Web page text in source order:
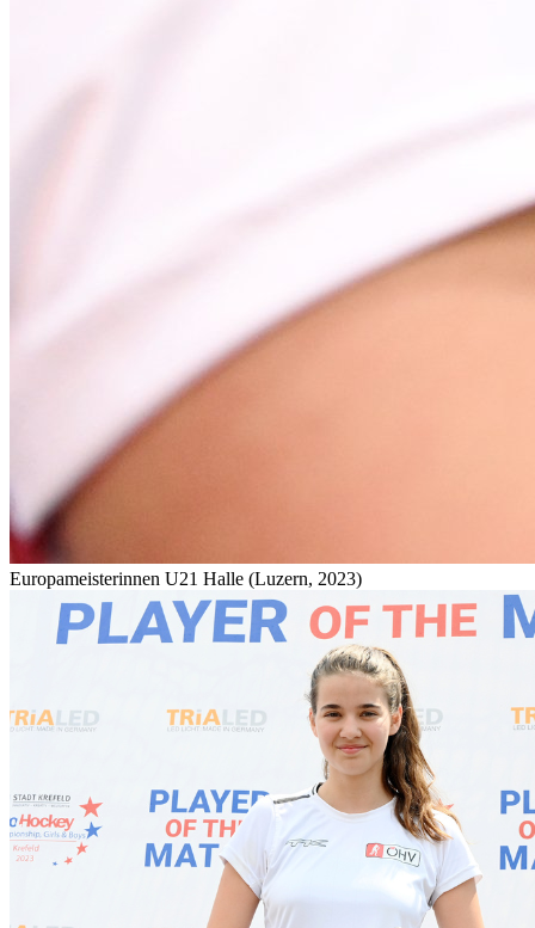
Europameisterinnen U21 Halle (Luzern, 2023)